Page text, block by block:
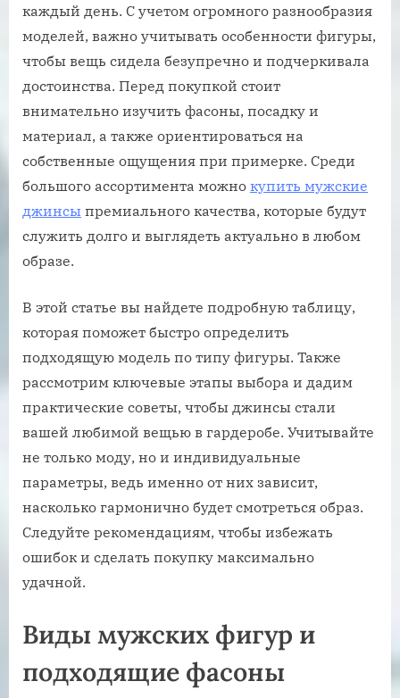
каждый день. С учетом огромного разнообразия
моделей, важно учитывать особенности фигуры,
чтобы вещь сидела безупречно и подчеркивала
достоинства. Перед покупкой стоит
внимательно изучить фасоны, посадку и
материал, а также ориентироваться на
собственные ощущения при примерке. Среди
большого ассортимента можно купить мужские
джинсы премиального качества, которые будут
служить долго и выглядеть актуально в любом
образе.
В этой статье вы найдете подробную таблицу,
которая поможет быстро определить
подходящую модель по типу фигуры. Также
рассмотрим ключевые этапы выбора и дадим
практические советы, чтобы джинсы стали
вашей любимой вещью в гардеробе. Учитывайте
не только моду, но и индивидуальные
параметры, ведь именно от них зависит,
насколько гармонично будет смотреться образ.
Следуйте рекомендациям, чтобы избежать
ошибок и сделать покупку максимально
удачной.
Виды мужских фигур и
подходящие фасоны